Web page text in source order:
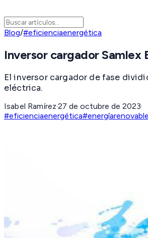
Blog/#eficienciaenergética
Inversor cargador Samlex
El inversor cargador de fase
eléctrica.
Isabel Ramírez·27 de octubre de 2023·
#eficienciaenergética#energíarenovable